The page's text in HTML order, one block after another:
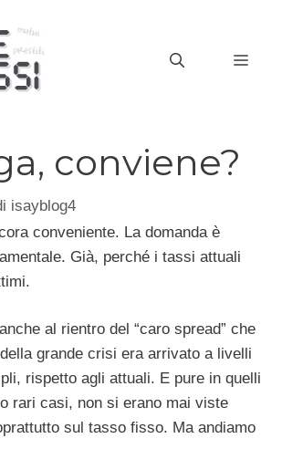
conviene?
isayblog4
conveniente. La domanda è
Già, perché i tassi attuali
al rientro del “caro spread” che
grande crisi era arrivato a livelli
rispetto agli attuali. E pure in quelli
rari casi, non si erano mai viste
sul tasso fisso. Ma andiamo